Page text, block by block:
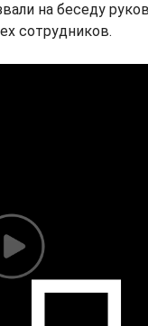
на беседу
сотрудников.